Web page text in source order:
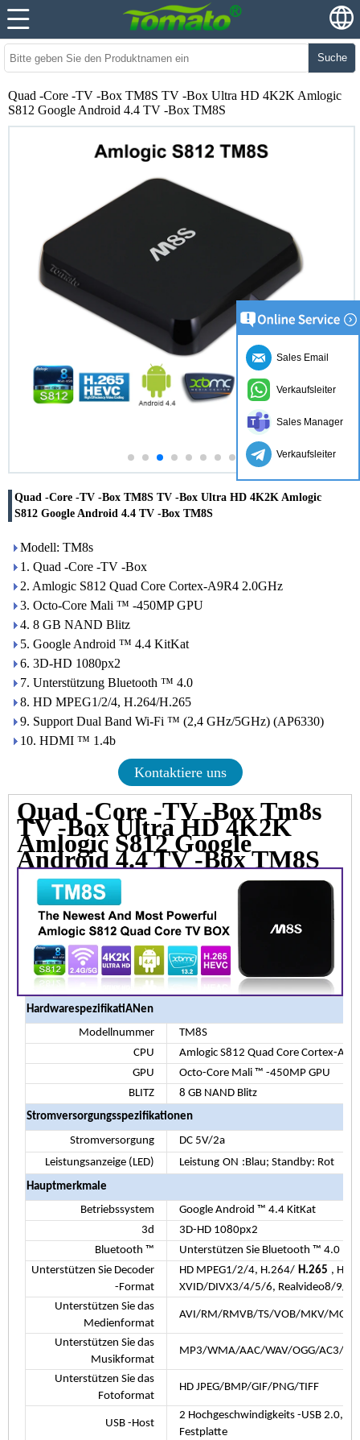
Suche
Quad -Core -TV -Box TM8S TV -Box Ultra HD 4K2K Amlogic
S812 Google Android 4.4 TV -Box TM8S
Quad -Core -TV -Box TM8S TV -Box Ultra HD 4K2K Amlogic
S812 Google Android 4.4 TV -Box TM8S
Modell: TM8s
1. Quad -Core -TV -Box
2. Amlogic S812 Quad Core Cortex-A9R4 2.0GHz
3. Octo-Core Mali ™ -450MP GPU
4. 8 GB NAND Blitz
5. Google Android ™ 4.4 KitKat
6. 3D-HD 1080px2
7. Unterstützung Bluetooth ™ 4.0
8. HD MPEG1/2/4, H.264/H.265
9. Support Dual Band Wi-Fi ™ (2,4 GHz/5GHz) (AP6330)
10. HDMI ™ 1.4b
Kontaktiere uns
Quad -Core -TV -Box Tm8s
TV -Box Ultra HD 4K2K
Amlogic S812 Google
Android 4.4 TV -Box TM8S
HardwarespezifikatiANen
Modellnummer
TM8S
CPU
Amlogic S812 Quad Core Cortex-
GPU
Octo-Core Mali ™ -450MP GPU
BLITZ
8 GB NAND Blitz
Stromversorgungsspezifikationen
Stromversorgung
DC 5V/2a
Leistungsanzeige (LED)
Leistung ON :Blau; Standby: Rot
Hauptmerkmale
Betriebssystem
Google Android ™ 4.4 KitKat
3d
3D-HD 1080px2
Bluetooth ™
Unterstützen Sie Bluetooth ™ 4.0
Unterstützen Sie Decoder
-Format
HD MPEG1/2/4, H.264/ H.265 , HD
XVID/DIVX3/4/5/6, Realvideo8/9/10
Unterstützen Sie das
Medienformat
AVI/RM/RMVB/TS/VOB/MKV/MOV/
Unterstützen Sie das
Musikformat
MP3/WMA/AAC/WAV/OGG/AC3/
Unterstützen Sie das
Fotoformat
HD JPEG/BMP/GIF/PNG/TIFF
USB -Host
2 Hochgeschwindigkeits -USB 2.0,
Festplatte
Sales Email
Verkaufsleiter
Sales Manager
Verkaufsleiter